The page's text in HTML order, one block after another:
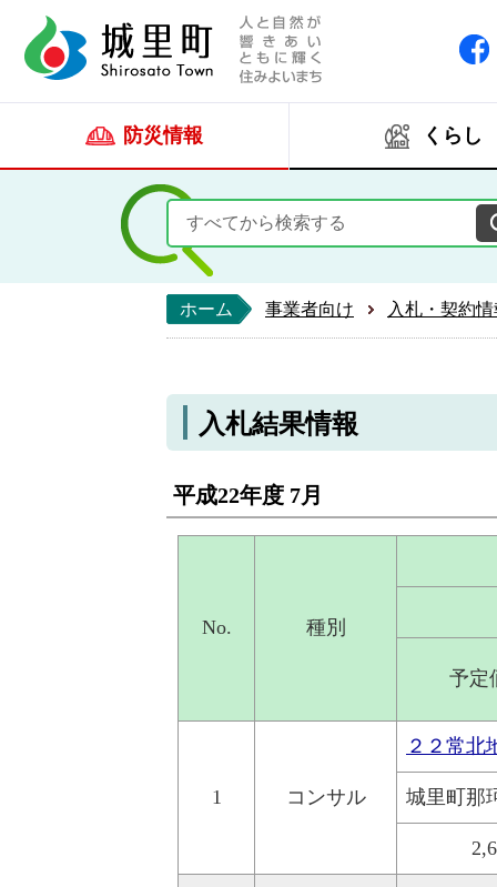
防災情報 くらし
ホーム 事業者向け 入札・契約
入札結果情報
平成22年度 7月
No. 種別
予定
1 コンサル
２２常北
城里町那